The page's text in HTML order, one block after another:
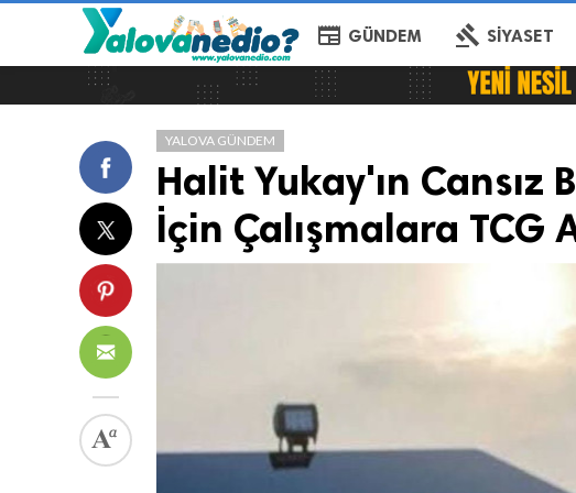
newspaper GÜNDEM gavel SIYASET
YALOVA GÜNDEM
Halit Yukay'ın Cansız
İçin Çalışmalara TCG